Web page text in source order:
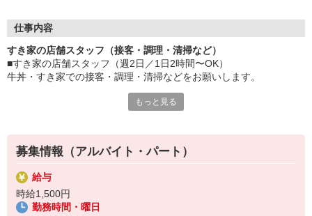
オシャレを捨てる必要はありません！
急な出費も安心♪
■社員登用あり
将来を考えている方は必見です。
なか卯、かつ庵、ココス、ジョリーパスタ、ビッグボーイ、華屋
ョーグループ！
その中のひとつ『すき家』でお仕事しませんか？
仕事内容
すき家の店舗スタッフ（接客・調理・清掃など）
■すき家の店舗スタッフ（週2日／1日2時間〜OK）
牛丼・すき家での接客・調理・清掃などをお願いします。
あなたの笑顔で！
すばやく提供！
他にも、食材の調整や金銭管理、新しく入社したクルーの研修など
様々なお仕事があります。
セルフオーダー、セルフ会計で、現金の受け渡しはほとんどありま
もっと見る
募集情報（アルバイト・パート）
給与
時給1,500円
勤務時間・曜日